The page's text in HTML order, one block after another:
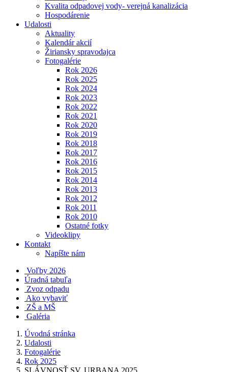
Kvalita odpadovej vody- verejná kanalizácia
Hospodárenie
Udalosti
Aktuality
Kalendár akcií
Žiriansky spravodajca
Fotogalérie
Rok 2026
Rok 2025
Rok 2024
Rok 2023
Rok 2022
Rok 2021
Rok 2020
Rok 2019
Rok 2018
Rok 2017
Rok 2016
Rok 2015
Rok 2014
Rok 2013
Rok 2012
Rok 2011
Rok 2010
Ostatné fotky
Videoklipy
Kontakt
Napíšte nám
Voľby 2026
Úradná tabuľa
Zvoz odpadu
Ako vybaviť
ZŠ a MŠ
Galéria
Úvodná stránka
Udalosti
Fotogalérie
Rok 2025
SLÁVNOSŤ SV. URBANA 2025